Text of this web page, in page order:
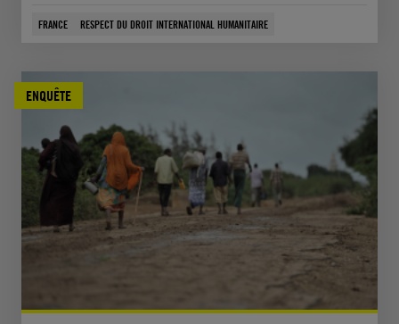
FRANCE RESPECT DU DROIT INTERNATIONAL HUMANITAIRE
ENQUÊTE